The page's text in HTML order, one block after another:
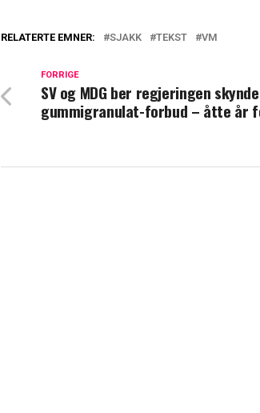
RELATERTE EMNER: SJAKK TEKST VM
FORRIGE
SV og MDG ber regjeringen
gummigranulat-forbud – åtte år